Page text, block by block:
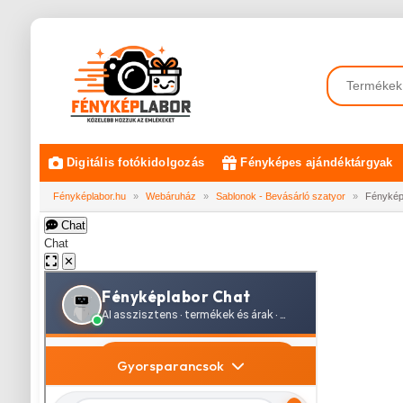
Digitális fotókidolgozás Fényképes ajándéktárgyak
Fényképlabor.hu » Webáruház » Sablonok - Bevásárló szatyor »
Chat
Chat
✕